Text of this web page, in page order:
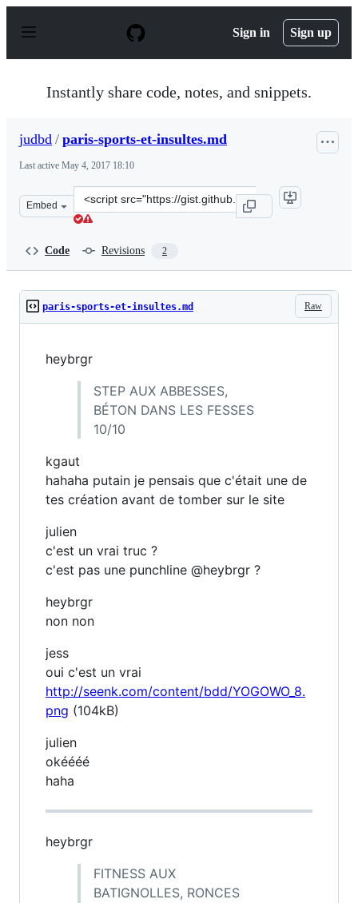
p
Sign in Sign up
Instantly share code, notes, and snippets.
judbd / paris-sports-et-insultes.md
Last active May 4, 2017 18:10
Embed
Clone
this
Code Revisions 2
Raw
paris-sports-et-insultes.md
heybrgr
STEP AUX ABBESSES,
BÉTON DANS LES FESSES
10/10
kgaut
hahaha putain je pensais que c'était une de
tes création avant de tomber sur le site
julien
c'est un vrai truc ?
c'est pas une punchline @heybrgr ?
heybrgr
non non
jess
oui c'est un vrai
http://seenk.com/content/bdd/YOGOWO_8.
png (104kB)
julien
okéééé
haha
heybrgr
FITNESS AUX
BATIGNOLLES, RONCES